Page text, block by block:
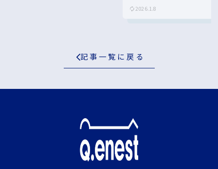
2026.1.8
記事一覧に戻る